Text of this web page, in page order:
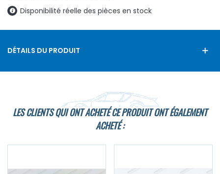
Disponibilité réelle des pièces en stock
DÉTAILS DU PRODUIT
LES CLIENTS QUI ONT ACHETÉ CE PRODUIT ONT ÉGALEMENT
ACHETÉ :